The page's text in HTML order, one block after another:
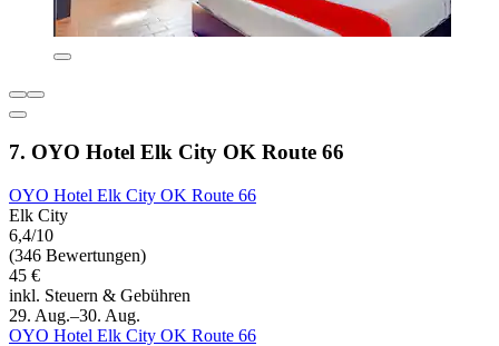
7. OYO Hotel Elk City OK Route 66
OYO Hotel Elk City OK Route 66
Elk City
6,4/10
(346 Bewertungen)
45 €
inkl. Steuern & Gebühren
29. Aug.–30. Aug.
OYO Hotel Elk City OK Route 66